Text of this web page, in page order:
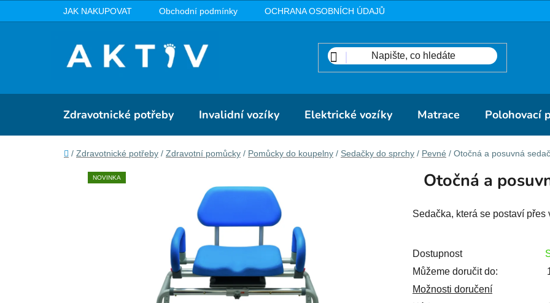
na
JAK NAKUPOVAT Obchodní podmínky OCHRANA OSOBNÍCH ÚDAJŮ
Zdravotnické potřeby Invalidní vozíky Elektrické vozíky Matrace Polohovací
Domů
/ Zdravotnické potřeby / Zdravotní pomůcky / Pomůcky do koupelny / Sedačky do sprchy / Pevné / Otočná a posuvná
Otočná a
Sedačka, která se postaví
Dostupnost
Můžeme doručit do:
Možnosti doručení
NOVINKA